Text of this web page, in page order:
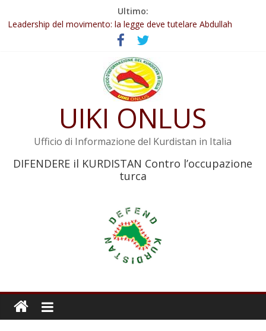
Ultimo:
Abdullah Öcalan: Le legge negativa deve essere trasformata in
legge positiva
Leadership del movimento: la legge deve tutelare Abdullah
Commissione donne del KNK: Şengal è di nuovo sotto minaccia
Non tenere conto della situazione di Rêber Apo ostacolerebbe
Il KNK chiede un’azione internazionale contro i crimini di guerra
UIKI ONLUS
Ufficio di Informazione del Kurdistan in Italia
DIFENDERE il KURDISTAN Contro l’occupazione
turca